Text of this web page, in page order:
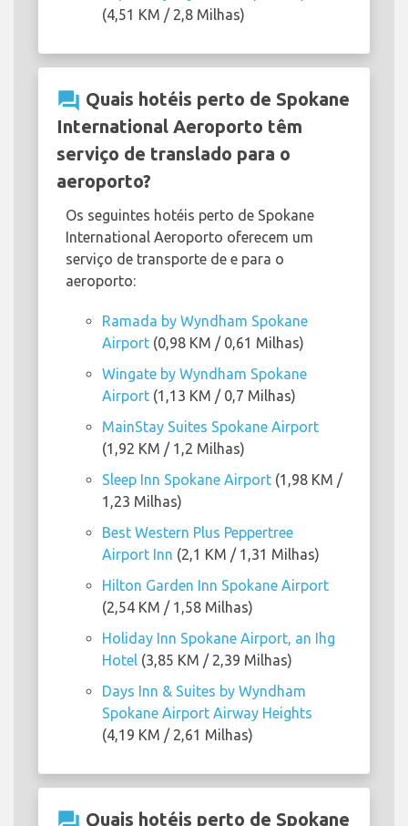
(4,51 KM / 2,8 Milhas)
question_answer Quais hotéis perto de Spokane
International Aeroporto têm
serviço de translado para o
aeroporto?
Os seguintes hotéis perto de Spokane
International Aeroporto oferecem um
serviço de transporte de e para o
aeroporto:
Ramada by Wyndham Spokane
Airport (0,98 KM / 0,61 Milhas)
Wingate by Wyndham Spokane
Airport (1,13 KM / 0,7 Milhas)
MainStay Suites Spokane Airport
(1,92 KM / 1,2 Milhas)
Sleep Inn Spokane Airport (1,98 KM /
1,23 Milhas)
Best Western Plus Peppertree
Airport Inn (2,1 KM / 1,31 Milhas)
Hilton Garden Inn Spokane Airport
(2,54 KM / 1,58 Milhas)
Holiday Inn Spokane Airport, an Ihg
Hotel (3,85 KM / 2,39 Milhas)
Days Inn & Suites by Wyndham
Spokane Airport Airway Heights
(4,19 KM / 2,61 Milhas)
question_answer Quais hotéis perto de Spokane